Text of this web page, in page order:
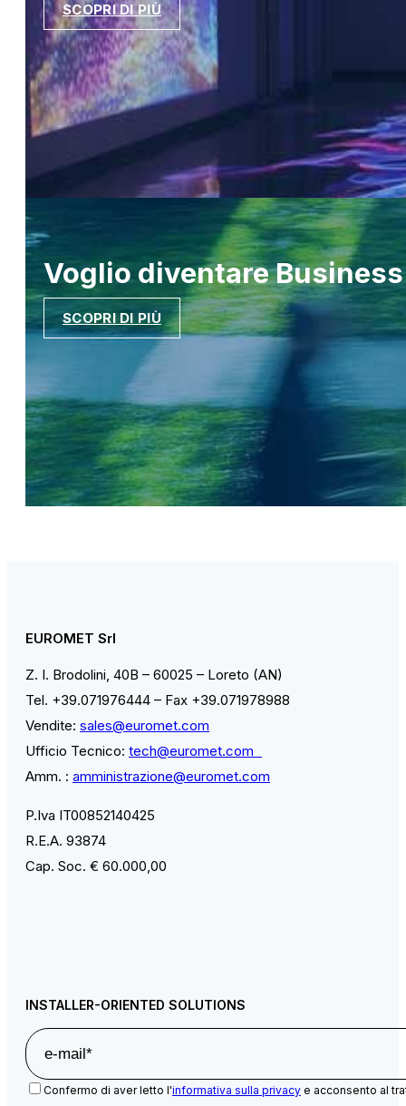
SCOPRI DI PIÙ
Voglio diventare
SCOPRI DI PIÙ
EUROMET Srl
Z. I. Brodolini, 40B – 60025 – Loreto (AN)
Tel. +39.071976444 – Fax +39.071978988
Vendite: sales@euromet.com
Ufficio Tecnico: tech@euromet.com
Amm. : amministrazione@euromet.com
P.Iva IT00852140425
R.E.A. 93874
Cap. Soc. € 60.000,00
INSTALLER-ORIENTED SOLUTIONS
Confermo di aver letto l'informativa sulla privacy e acconsento al